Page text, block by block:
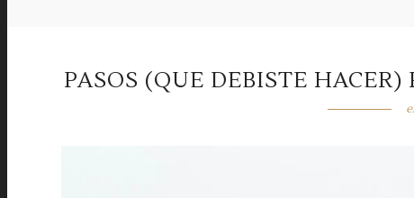
PASOS (QUE DEBISTE